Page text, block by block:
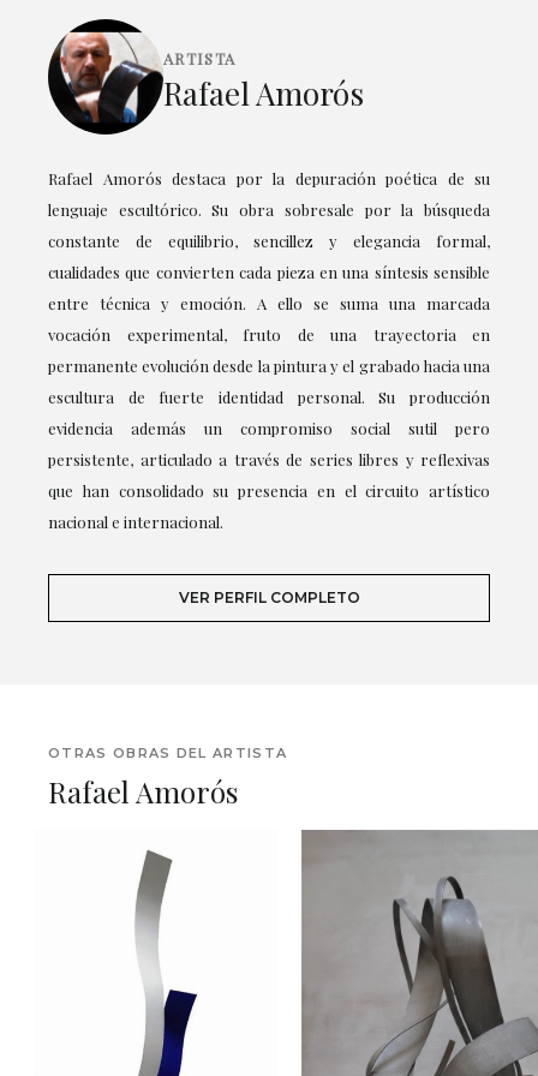
ARTISTA
Rafael Amorós
Rafael Amorós destaca por la depuración poética de su
lenguaje escultórico. Su obra sobresale por la búsqueda
constante de equilibrio, sencillez y elegancia formal,
cualidades que convierten cada pieza en una síntesis sensible
entre técnica y emoción. A ello se suma una marcada
vocación experimental, fruto de una trayectoria en
permanente evolución desde la pintura y el grabado hacia una
escultura de fuerte identidad personal. Su producción
evidencia además un compromiso social sutil pero
persistente, articulado a través de series libres y reflexivas
que han consolidado su presencia en el circuito artístico
nacional e internacional.
VER PERFIL COMPLETO
OTRAS OBRAS DEL ARTISTA
Rafael Amorós